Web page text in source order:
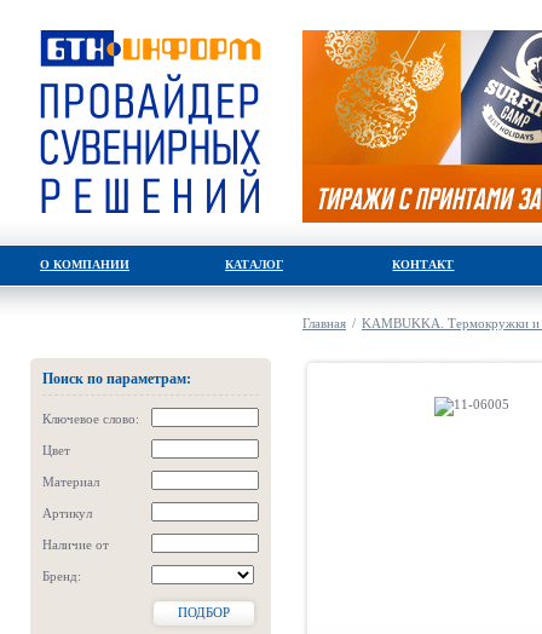
О КОМПАНИИ КАТАЛОГ КОНТАКТ
Поиск по параметрам:
Ключевое слово:
Цвет
Материал
Артикул
Наличие от
Бренд:
ПОДБОР
Главная / KAMBUKKA. Термокружки и